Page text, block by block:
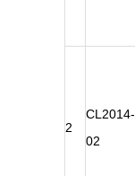
2
CL2014-
02